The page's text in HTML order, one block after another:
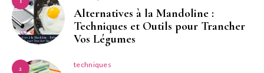
Alternatives à la Mandoline :
Techniques et Outils pour Trancher
Vos Légumes
2 techniques